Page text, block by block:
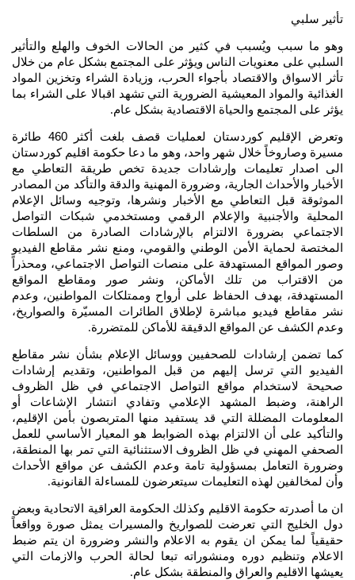
تأثير سلبي
وهو ما سبب ويُسبب في كثير من الحالات الخوف والهلع والتأثير
السلبي على معنويات الناس ويؤثر على المجتمع بشكل عام من خلال
تأثر الاسواق والاقتصاد بأجواء الحرب، وزيادة الشراء وتخزين المواد
الغذائية والمواد المعيشية الضرورية التي تشهد اقبالا على الشراء بما
يؤثر على المجتمع والحياة الاقتصادية بشكل عام.
وتعرض الإقليم كوردستان لعمليات قصف بلغت أكثر 460 طائرة
مسيرة وصاروخاً خلال شهر واحد، وهو ما دعا حكومة اقليم كوردستان
الى اصدار تعليمات وإرشادات جديدة تخص طريقة التعاطي مع
الأخبار والأحداث الجارية، وضرورة المهنية والدقة والتأكد من المصادر
الموثوقة قبل التعاطي مع الأخبار ونشرها، وتوجيه وسائل الإعلام
المحلية والأجنبية والإعلام الرقمي ومستخدمي شبكات التواصل
الاجتماعي بضرورة الالتزام بالإرشادات الصادرة من السلطات
المختصة لحماية الأمن الوطني والقومي، ومنع نشر مقاطع الفيديو
وصور المواقع المستهدفة على منصات التواصل الاجتماعي، ومحذراً
من الاقتراب من تلك الأماكن، ونشر صور ومقاطع المواقع
المستهدفة، بهدف الحفاظ على أرواح وممتلكات المواطنين، وعدم
نشر مقاطع فيديو مباشرة لإطلاق الطائرات المسيّرة والصواريخ،
وعدم الكشف عن المواقع الدقيقة للأماكن للمتضررة.
كما تضمن إرشادات للصحفيين ووسائل الإعلام بشأن نشر مقاطع
الفيديو التي ترسل إليهم من قبل المواطنين، وتقديم إرشادات
صحيحة لاستخدام مواقع التواصل الاجتماعي في ظل الظروف
الراهنة، وضبط المشهد الإعلامي وتفادي انتشار الإشاعات أو
المعلومات المضللة التي قد يستفيد منها المتربصون بأمن الإقليم،
والتأكيد على أن الالتزام بهذه الضوابط هو المعيار الأساسي للعمل
الصحفي المهني في ظل الظروف الاستثنائية التي تمر بها المنطقة،
وضرورة التعامل بمسؤولية تامة وعدم الكشف عن مواقع الأحداث
وأن لمخالفين لهذه التعليمات سيتعرضون للمساءلة القانونية.
ان ما أصدرته حكومة الاقليم وكذلك الحكومة العراقية الاتحادية وبعض
دول الخليج التي تعرضت للصواريخ والمسيرات يمثل صورة وواقعاً
حقيقياً لما يمكن ان يقوم به الاعلام والنشر وضرورة ان يتم ضبط
الاعلام وتنظيم دوره ومنشوراته تبعا لحالة الحرب والازمات التي
يعيشها الاقليم والعراق والمنطقة بشكل عام.